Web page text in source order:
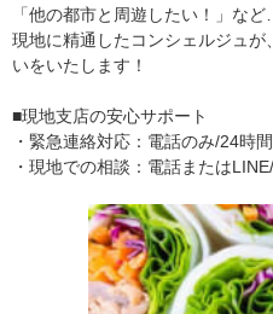
「他の都市と周遊したい！」など…
現地に精通したコンシェルジュ
いをいたします！
■現地支店の安心サポート
・緊急連絡対応：電話のみ/24時間
・現地での相談：電話または